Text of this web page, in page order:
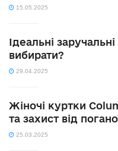
15.05.2025
Ідеальні
вибирати?
29.04.2025
Жіночі куртки
та захист від
25.03.2025